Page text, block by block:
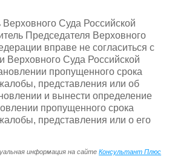
Суда Российской
Председателя Верховного
вправе не согласиться с
Верховного Суда Российской
пропущенного срока
представления или об
и вынести определение
пропущенного срока
представления или о его
информация на сайтеКонсультант Плюс